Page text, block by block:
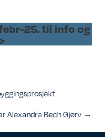
25. til info og
Alexandra Bech Gjørv →